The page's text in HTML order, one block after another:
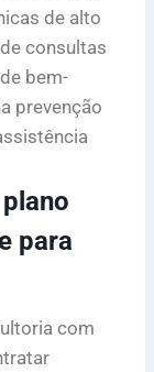
de alto
consultas
bem-
prevenção
para
com